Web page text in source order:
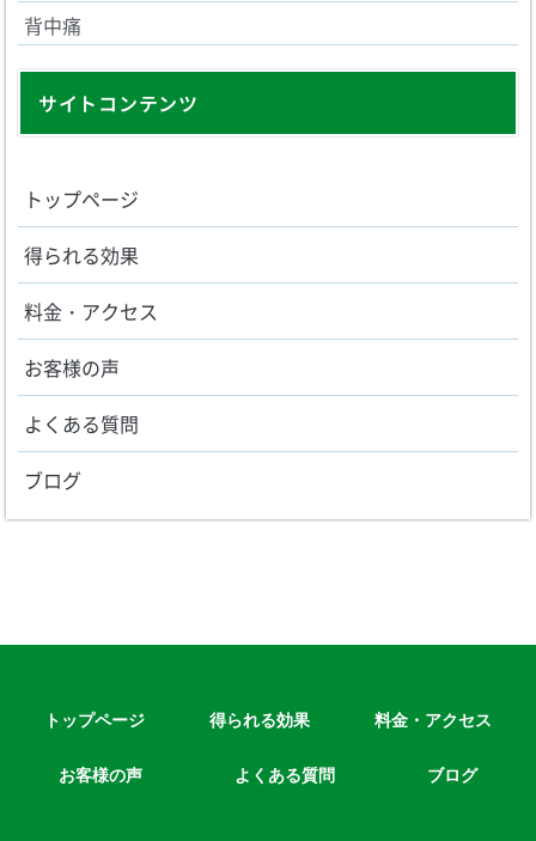
背中痛
サイトコンテンツ
トップページ
得られる効果
料金・アクセス
お客様の声
よくある質問
ブログ
トップページ 得られる効果 料金・アクセス
お客様の声 よくある質問 ブログ